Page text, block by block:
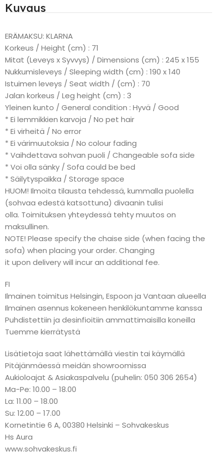
Kuvaus
ERÄMAKSU: KLARNA
Korkeus / Height (cm) : 71
Mitat (Leveys x Syvvys) / Dimensions (cm) : 245 x 155
Nukkumisleveys / Sleeping width (cm) : 190 x 140
Istuimen leveys / Seat width / (cm) : 70
Jalan korkeus / Leg height (cm) : 3
Yleinen kunto / General condition : Hyvä / Good
* Ei lemmikkien karvoja / No pet hair
* Ei virheitä / No error
* Ei värimuutoksia / No colour fading
* Vaihdettava sohvan puoli / Changeable sofa side
* Voi olla sänky / Sofa could be bed
* Säilytyspaikka / Storage space
HUOM! Ilmoita tilausta tehdessä, kummalla puolella
(sohvaa edestä katsottuna) divaanin tulisi
olla. Toimituksen yhteydessä tehty muutos on
maksullinen.
NOTE! Please specify the chaise side (when facing the
sofa) when placing your order. Changing
it upon delivery will incur an additional fee.
FI
Ilmainen toimitus Helsingin, Espoon ja Vantaan alueella
Ilmainen asennus kokeneen henkilökuntamme kanssa
Puhdistettiin ja desinfioitiin ammattimaisilla koneilla
Tuemme kierrätystä
Lisätietoja saat lähettämällä viestin tai käymällä
Pitäjänmäessä meidän showroomissa
Aukioloajat & Asiakaspalvelu (puhelin: 050 306 2654)
Ma-Pe: 10.00 – 18.00
La: 11.00 – 18.00
Su: 12.00 – 17.00
Kornetintie 6 A, 00380 Helsinki – Sohvakeskus
Hs Aura
www.sohvakeskus.fi